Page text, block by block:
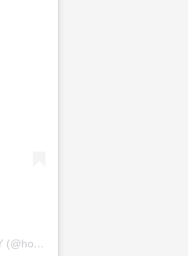
Una publicación compartida de LANA DEL REY (@honeymoon)